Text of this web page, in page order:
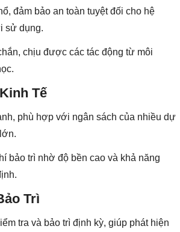
đảm bảo an toàn tuyệt đối cho hệ
sử dụng.
chịu được các tác động từ môi
Tế
phù hợp với ngân sách của nhiều dự
bảo trì nhờ độ bền cao và khả năng
Trì
tra và bảo trì định kỳ, giúp phát hiện